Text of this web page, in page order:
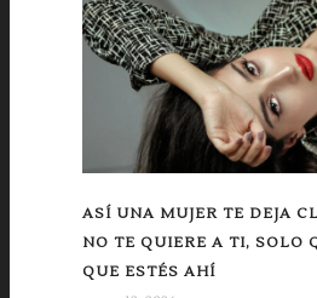
ASÍ UNA MUJER TE DEJA
NO TE QUIERE A TI, SOLO
QUE ESTÉS AHÍ